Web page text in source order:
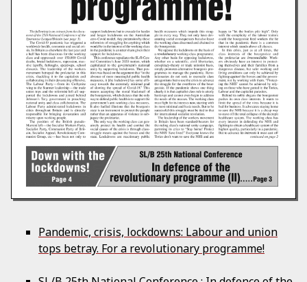
Pandemic, crisis, lockdowns: Labour and union
tops betray. For a revolutionary programme!